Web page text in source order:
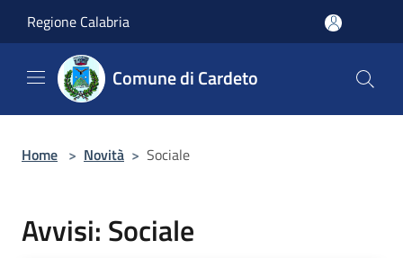
Regione Calabria
Comune di Cardeto
Home > Novità > Sociale
Avvisi: Sociale